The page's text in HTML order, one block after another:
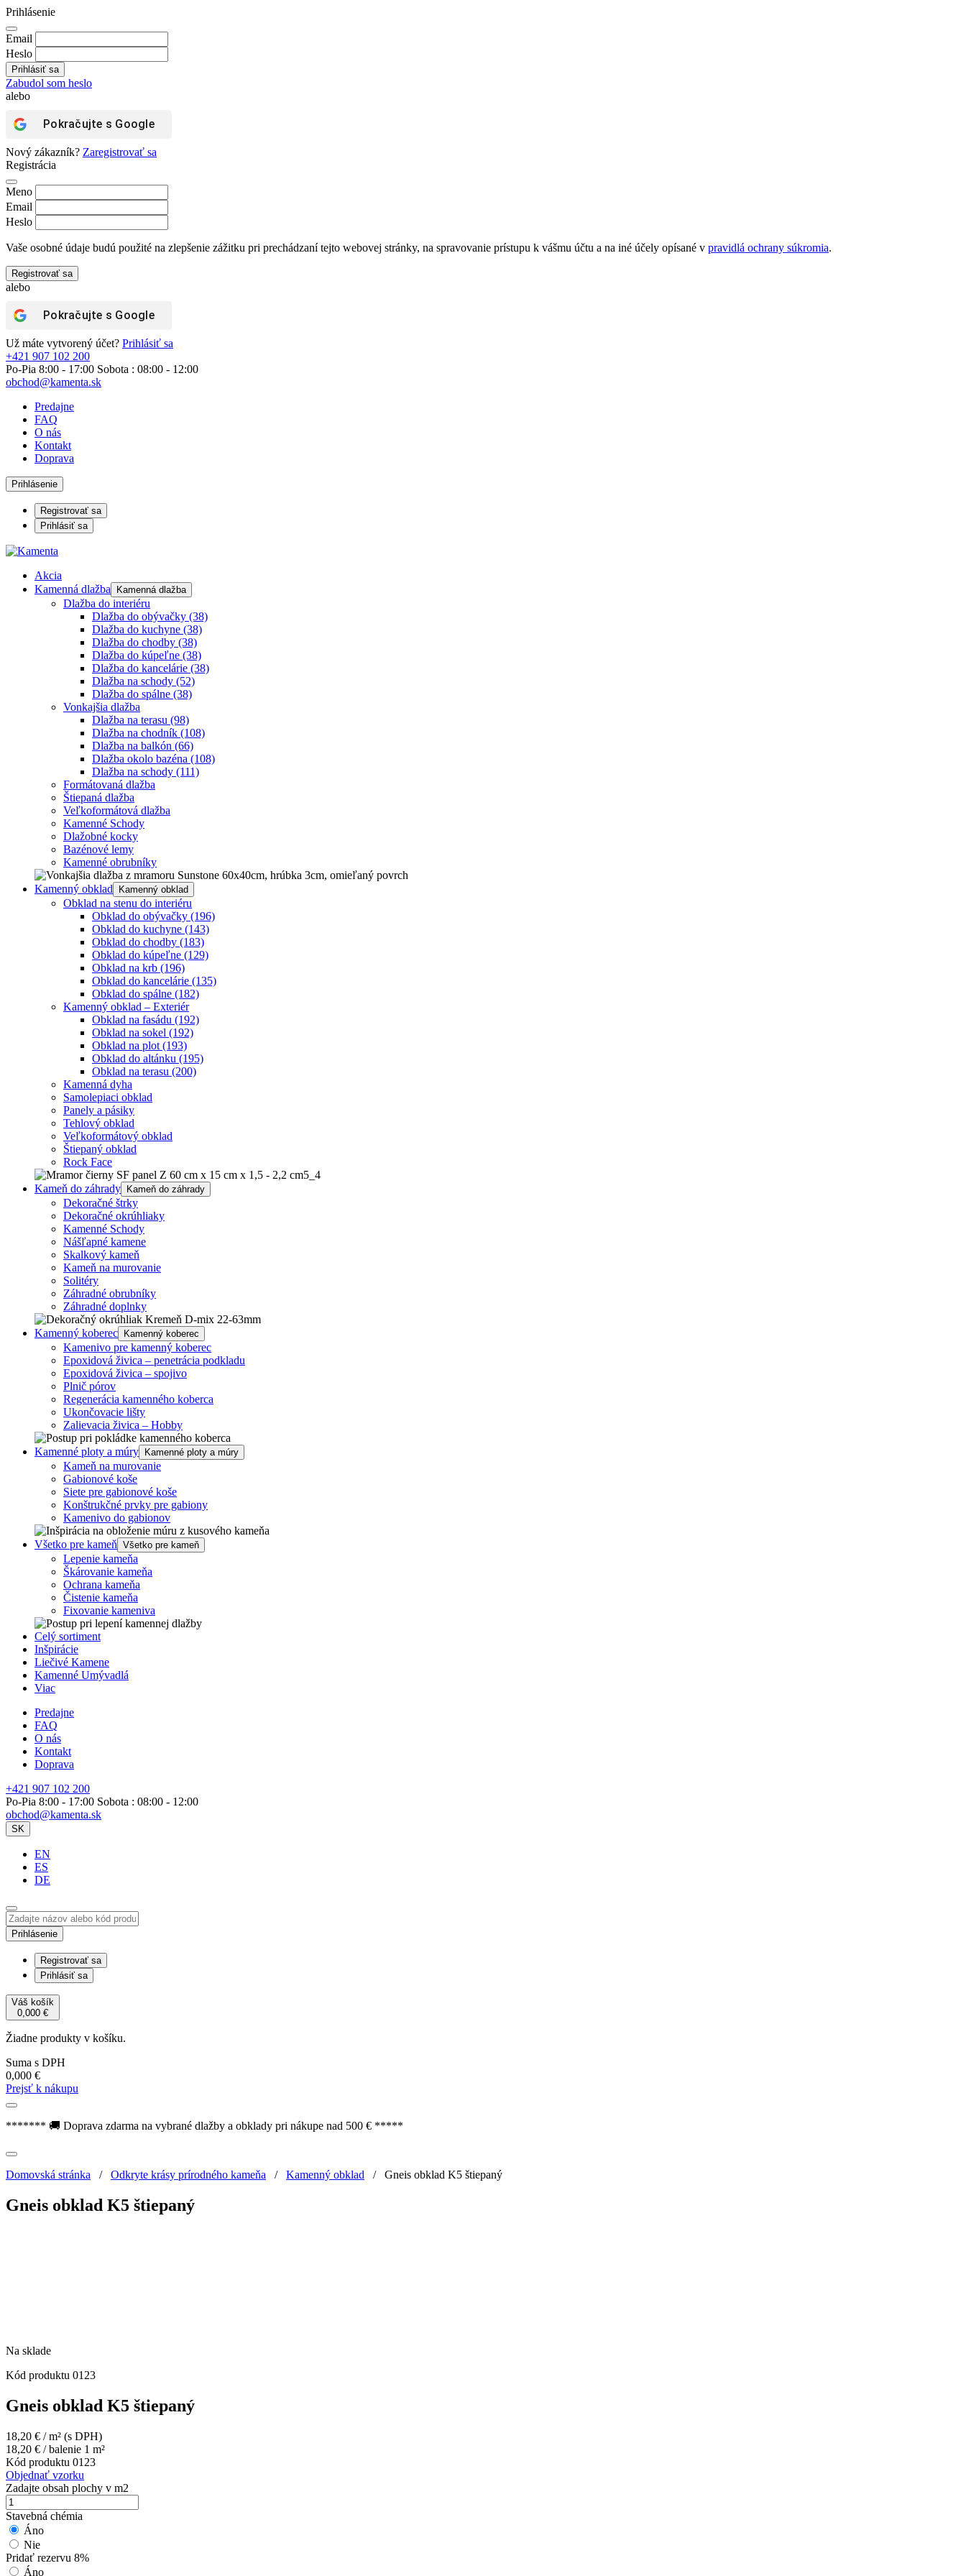
Prihlásenie
Email
Heslo
Zabudol som heslo
alebo
Pokračujte s Google
Nový zákazník? Zaregistrovať sa
Registrácia
Meno
Email
Heslo
Vaše osobné údaje budú použité na zlepšenie zážitku pri prechádzaní tejto webovej stránky, na spravovanie prístupu k vášmu účtu a na iné účely opísané v pravidlá ochrany súkromia.
Registrovať sa
alebo
Pokračujte s Google
Už máte vytvorený účet? Prihlásiť sa
+421 907 102 200
Po-Pia 8:00 - 17:00 Sobota : 08:00 - 12:00
obchod@kamenta.sk
Predajne
FAQ
O nás
Kontakt
Doprava
Prihlásenie
Registrovať sa
Prihlásiť sa
Akcia
Kamenná dlažba
Kamenná dlažba
Dlažba do interiéru
Dlažba do obývačky (38)
Dlažba do kuchyne (38)
Dlažba do chodby (38)
Dlažba do kúpeľne (38)
Dlažba do kancelárie (38)
Dlažba na schody (52)
Dlažba do spálne (38)
Vonkajšia dlažba
Dlažba na terasu (98)
Dlažba na chodník (108)
Dlažba na balkón (66)
Dlažba okolo bazéna (108)
Dlažba na schody (111)
Formátovaná dlažba
Štiepaná dlažba
Veľkoformátová dlažba
Kamenné Schody
Dlažobné kocky
Bazénové lemy
Kamenné obrubníky
Kamenný obklad Kamenný obklad
Obklad na stenu do interiéru
Obklad do obývačky (196)
Obklad do kuchyne (143)
Obklad do chodby (183)
Obklad do kúpeľne (129)
Obklad na krb (196)
Obklad do kancelárie (135)
Obklad do spálne (182)
Kamenný obklad – Exteriér
Obklad na fasádu (192)
Obklad na sokel (192)
Obklad na plot (193)
Obklad do altánku (195)
Obklad na terasu (200)
Kamenná dyha
Samolepiaci obklad
Panely a pásiky
Tehlový obklad
Veľkoformátový obklad
Štiepaný obklad
Rock Face
Kameň do záhrady Kameň do záhrady
Dekoračné štrky
Dekoračné okrúhliaky
Kamenné Schody
Nášľapné kamene
Skalkový kameň
Kameň na murovanie
Solitéry
Záhradné obrubníky
Záhradné doplnky
Kamenný koberec Kamenný koberec
Kamenivo pre kamenný koberec
Epoxidová živica – penetrácia podkladu
Epoxidová živica – spojivo
Plnič pórov
Regenerácia kamenného koberca
Ukončovacie lišty
Zalievacia živica – Hobby
Kamenné ploty a múry Kamenné ploty a múry
Kameň na murovanie
Gabionové koše
Siete pre gabionové koše
Konštrukčné prvky pre gabiony
Kamenivo do gabionov
Všetko pre kameň Všetko pre kameň
Lepenie kameňa
Škárovanie kameňa
Ochrana kameňa
Čistenie kameňa
Fixovanie kameniva
Celý sortiment
Inšpirácie
Liečivé Kamene
Kamenné Umývadlá
Viac
Predajne
FAQ
O nás
Kontakt
Doprava
+421 907 102 200
Po-Pia 8:00 - 17:00 Sobota : 08:00 - 12:00
obchod@kamenta.sk
SK
EN
ES
DE
Prihlásenie
Registrovať sa
Prihlásiť sa
Váš košík
0,000 €
Žiadne produkty v košíku.
Suma s DPH
0,000 €
Prejsť k nákupu
******* 🚚 Doprava zdarma na vybrané dlažby a obklady pri nákupe nad 500 € *****
Domovská stránka / Odkryte krásy prírodného kameňa / Kamenný obklad / Gneis obklad K5 štiepaný
Gneis obklad K5 štiepaný
Na sklade
Kód produktu 0123
Gneis obklad K5 štiepaný
18,20 € / m² (s DPH)
18,20 € / balenie 1 m²
Kód produktu 0123
Objednať vzorku
Zadajte obsah plochy v m2
Stavebná chémia
Áno
Nie
Pridať rezervu 8%
Áno